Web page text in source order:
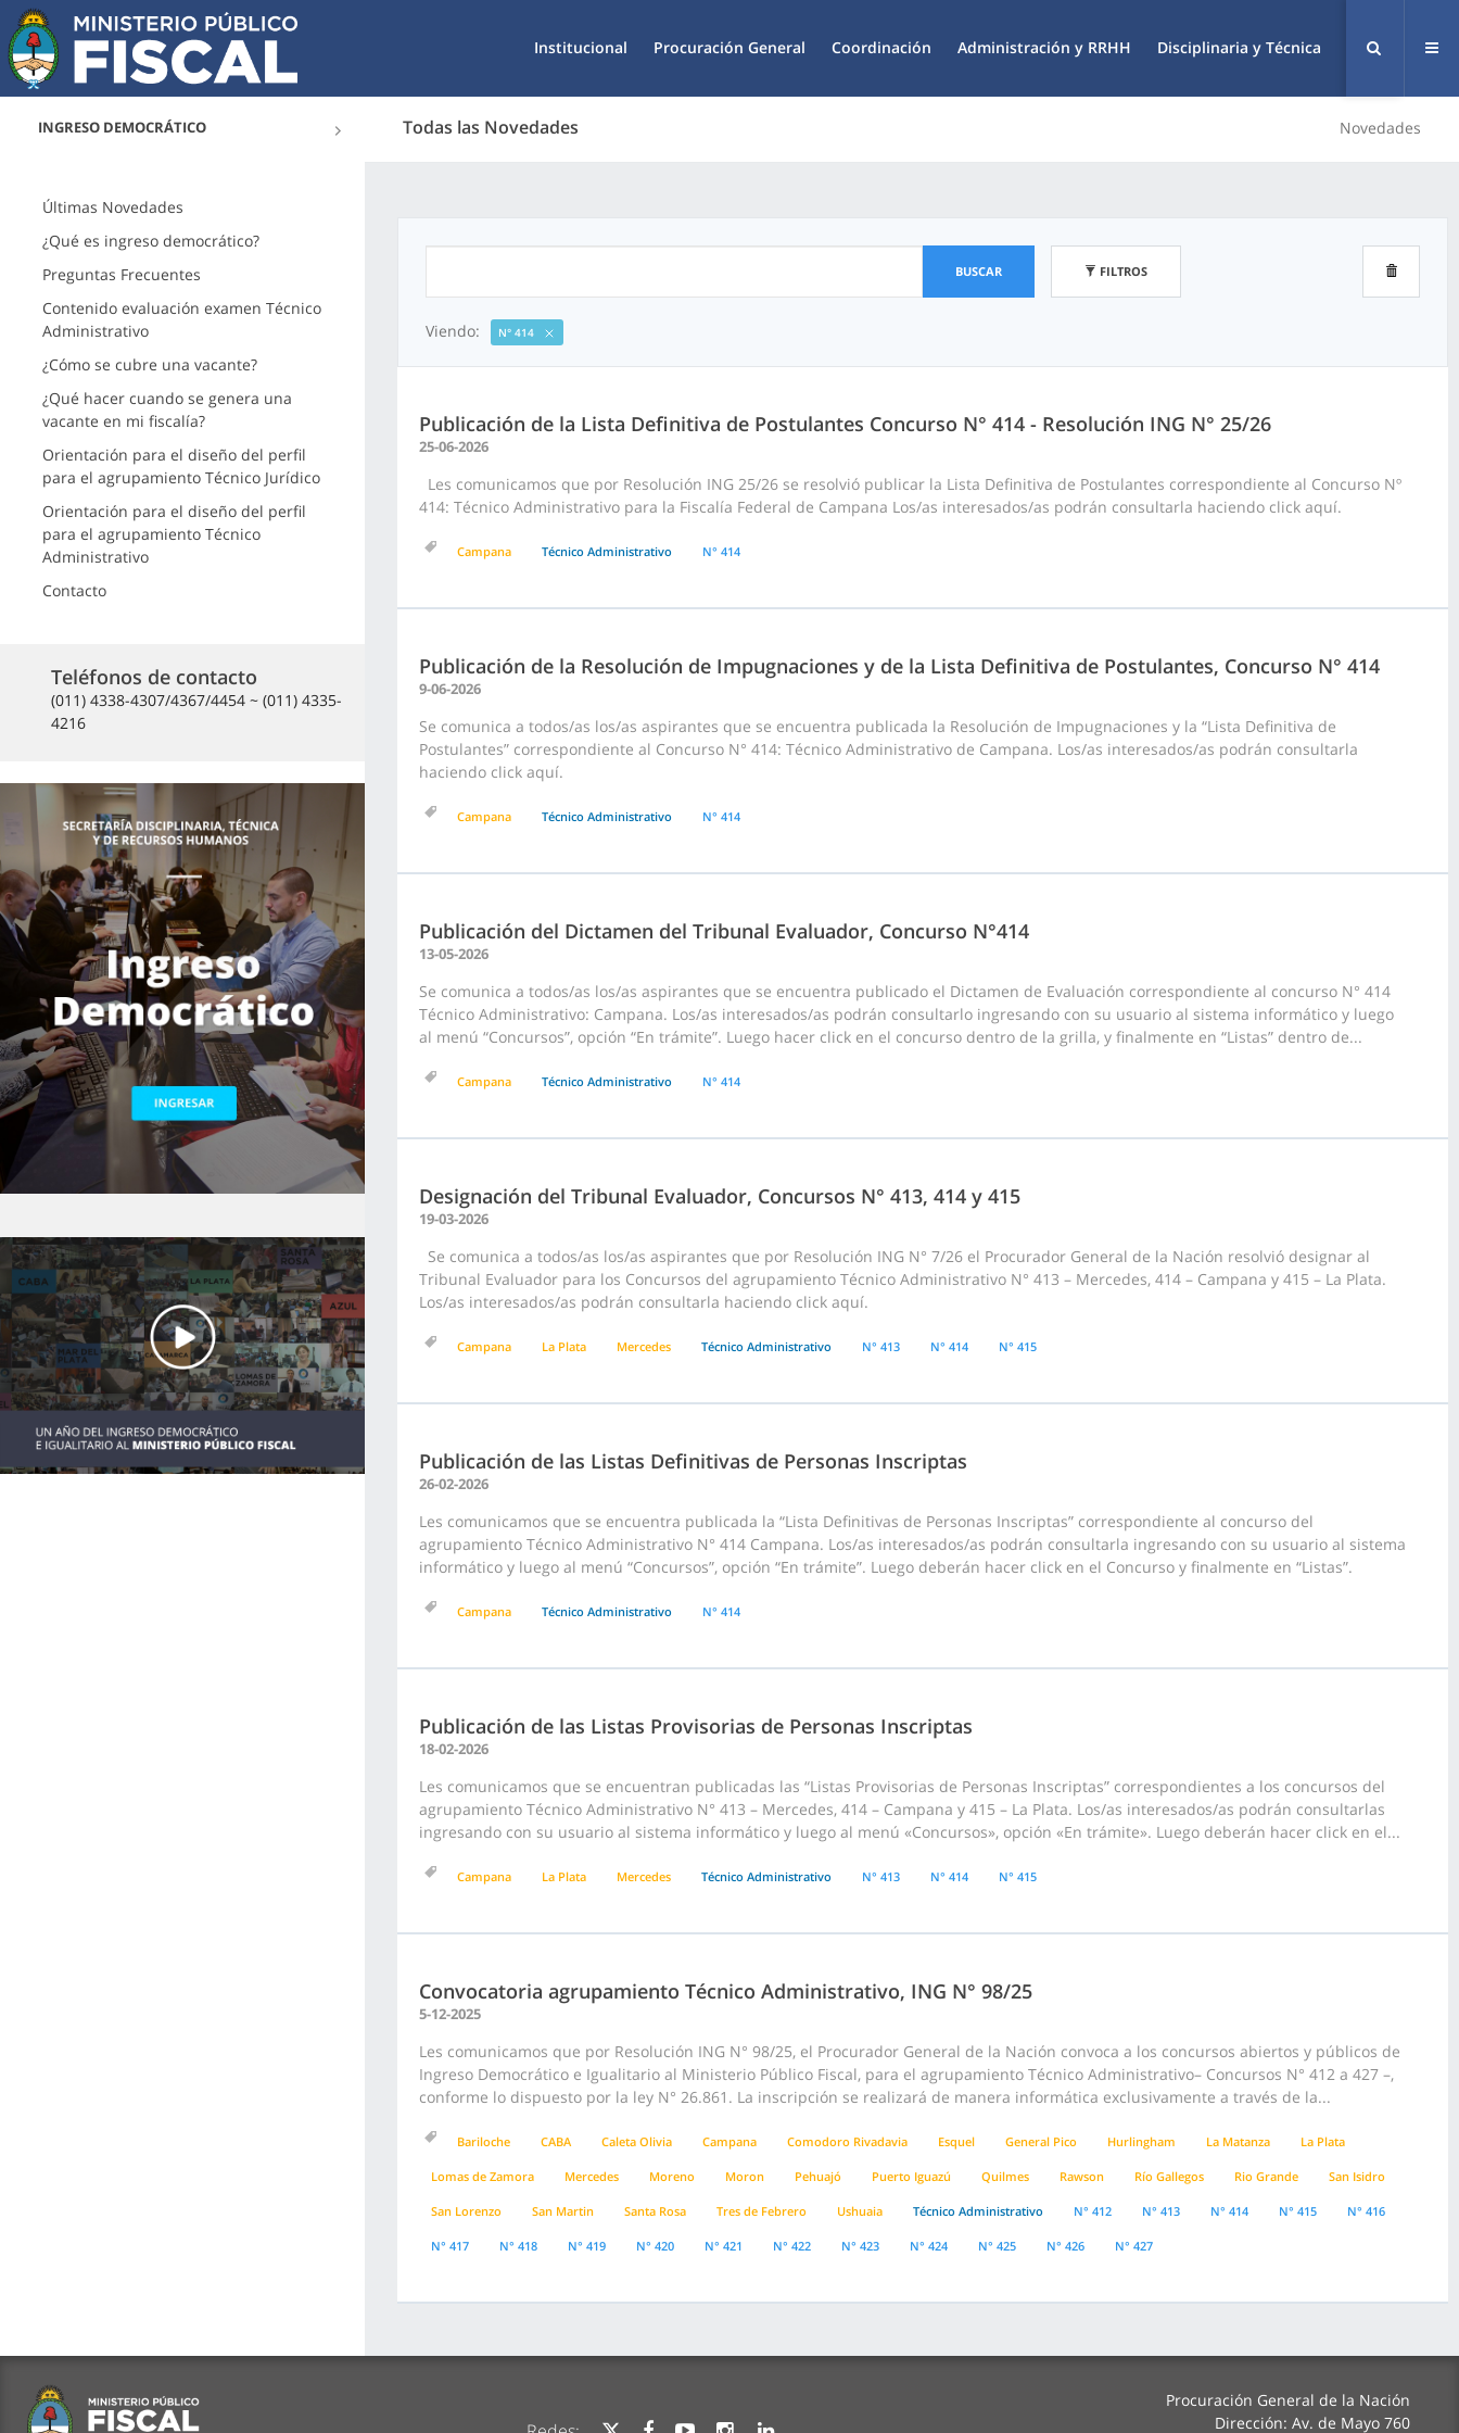
Institucional Procuración General Coordinación Administración y RRHH Disciplinaria y Técnica
INGRESO DEMOCRÁTICO Todas las Novedades Novedades
Últimas Novedades
¿Qué es ingreso democrático?
Preguntas Frecuentes
Contenido evaluación examen Técnico
Administrativo
¿Cómo se cubre una vacante?
¿Qué hacer cuando se genera una
vacante en mi fiscalía?
Orientación para el diseño del perfil
para el agrupamiento Técnico Jurídico
Orientación para el diseño del perfil
para el agrupamiento Técnico
Administrativo
Contacto
Teléfonos de contacto
(011) 4338-4307/4367/4454 ~ (011) 4335-
4216
BUSCAR FILTROS
Viendo: N° 414
Publicación de la Lista Definitiva de Postulantes Concurso N° 414 - Resolución ING N° 25/26
25-06-2026
Les comunicamos que por Resolución ING 25/26 se resolvió publicar la Lista Definitiva de Postulantes correspondiente al Concurso Nº
414: Técnico Administrativo para la Fiscalía Federal de Campana Los/as interesados/as podrán consultarla haciendo click aquí.
Campana Técnico Administrativo N° 414
Publicación de la Resolución de Impugnaciones y de la Lista Definitiva de Postulantes, Concurso N° 414
9-06-2026
Se comunica a todos/as los/as aspirantes que se encuentra publicada la Resolución de Impugnaciones y la “Lista Definitiva de
Postulantes” correspondiente al Concurso N° 414: Técnico Administrativo de Campana. Los/as interesados/as podrán consultarla
haciendo click aquí.
Campana Técnico Administrativo N° 414
Publicación del Dictamen del Tribunal Evaluador, Concurso N°414
13-05-2026
Se comunica a todos/as los/as aspirantes que se encuentra publicado el Dictamen de Evaluación correspondiente al concurso N° 414
Técnico Administrativo: Campana. Los/as interesados/as podrán consultarlo ingresando con su usuario al sistema informático y luego
al menú “Concursos”, opción “En trámite”. Luego hacer click en el concurso dentro de la grilla, y finalmente en “Listas” dentro de...
Campana Técnico Administrativo N° 414
Designación del Tribunal Evaluador, Concursos N° 413, 414 y 415
19-03-2026
Se comunica a todos/as los/as aspirantes que por Resolución ING N° 7/26 el Procurador General de la Nación resolvió designar al
Tribunal Evaluador para los Concursos del agrupamiento Técnico Administrativo N° 413 – Mercedes, 414 – Campana y 415 – La Plata.
Los/as interesados/as podrán consultarla haciendo click aquí.
Campana La Plata Mercedes Técnico Administrativo N° 413 N° 414 N° 415
Publicación de las Listas Definitivas de Personas Inscriptas
26-02-2026
Les comunicamos que se encuentra publicada la “Lista Definitivas de Personas Inscriptas” correspondiente al concurso del
agrupamiento Técnico Administrativo N° 414 Campana. Los/as interesados/as podrán consultarla ingresando con su usuario al sistema
informático y luego al menú “Concursos”, opción “En trámite”. Luego deberán hacer click en el Concurso y finalmente en “Listas”.
Campana Técnico Administrativo N° 414
Publicación de las Listas Provisorias de Personas Inscriptas
18-02-2026
Les comunicamos que se encuentran publicadas las “Listas Provisorias de Personas Inscriptas” correspondientes a los concursos del
agrupamiento Técnico Administrativo N° 413 – Mercedes, 414 – Campana y 415 – La Plata. Los/as interesados/as podrán consultarlas
ingresando con su usuario al sistema informático y luego al menú «Concursos», opción «En trámite». Luego deberán hacer click en el...
Campana La Plata Mercedes Técnico Administrativo N° 413 N° 414 N° 415
Convocatoria agrupamiento Técnico Administrativo, ING N° 98/25
5-12-2025
Les comunicamos que por Resolución ING N° 98/25, el Procurador General de la Nación convoca a los concursos abiertos y públicos de
Ingreso Democrático e Igualitario al Ministerio Público Fiscal, para el agrupamiento Técnico Administrativo– Concursos N° 412 a 427 –,
conforme lo dispuesto por la ley N° 26.861. La inscripción se realizará de manera informática exclusivamente a través de la...
Bariloche CABA Caleta Olivia Campana Comodoro Rivadavia Esquel General Pico Hurlingham La Matanza La Plata
Lomas de Zamora Mercedes Moreno Moron Pehuajó Puerto Iguazú Quilmes Rawson Río Gallegos Rio Grande San Isidro
San Lorenzo San Martin Santa Rosa Tres de Febrero Ushuaia Técnico Administrativo N° 412 N° 413 N° 414 N° 415 N° 416
N° 417 N° 418 N° 419 N° 420 N° 421 N° 422 N° 423 N° 424 N° 425 N° 426 N° 427
Procuración General de la Nación
Dirección: Av. de Mayo 760